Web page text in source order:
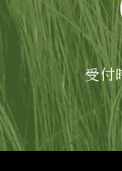
受付